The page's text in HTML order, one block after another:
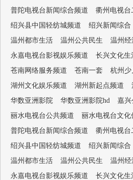
普陀电视台新闻综合频道
衢州电视台
绍兴县中国轻纺城频道
绍兴新闻综合
温州都市生活
温州公共民生 温州经
永嘉电视台影视娱乐频道
长兴文化生
苍南网络服务频道
苍南一套 杭州少
湖州文化娱乐频道
湖州新起点频道
华数亚洲影院
华数亚洲影院hd 嘉兴
丽水电视台公共频道
丽水电视台文化
普陀电视台新闻综合频道
衢州电视台
绍兴县中国轻纺城频道
绍兴新闻综合
温州都市生活
温州公共民生 温州经
永嘉电视台影视娱乐频道
长兴文化生